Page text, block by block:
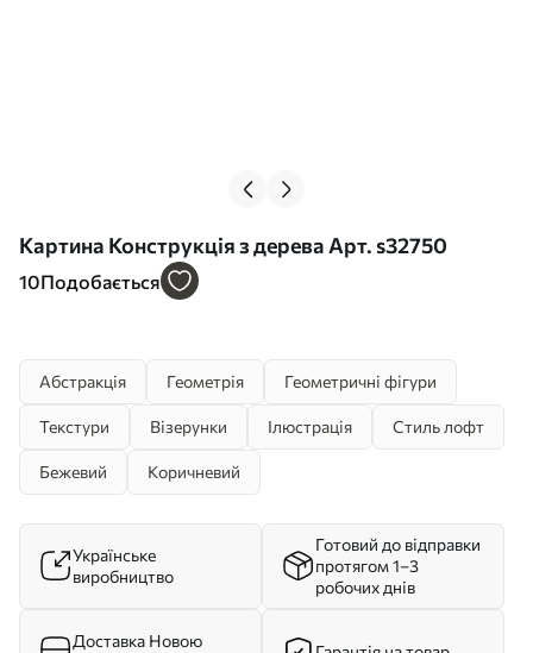
Картина Конструкція з дерева Арт. s32750
10Подобається
Абстракція Геометрія Геометричні фігури
Текстури Візерунки Ілюстрація Стиль лофт
Бежевий Коричневий
Українське
виробництво
Готовий до відправки
протягом 1–3
робочих днів
Доставка Новою